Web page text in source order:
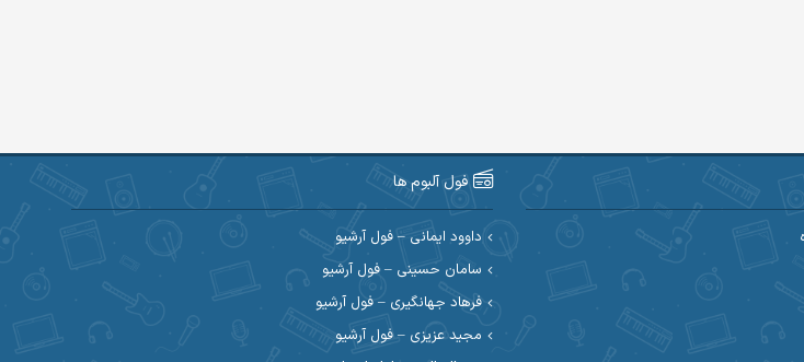
فول آلبوم ها
داوود ایمانی – فول آرشیو
سامان حسینی – فول آرشیو
فرهاد جهانگیری – فول آرشیو
مجید عزیزی – فول آرشیو